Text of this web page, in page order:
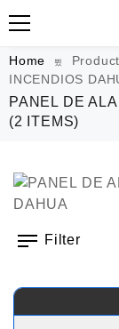
Home
INCENDIOS
PANEL DE
(2 ITEMS)
Filter